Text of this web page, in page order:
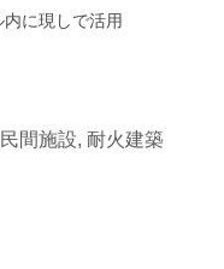
に現しで活用
民間施設, 耐火建築